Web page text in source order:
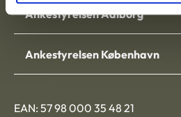
Ankestyrelsen Aalborg
Ankestyrelsen København
EAN: 57 98 000 35 48 21